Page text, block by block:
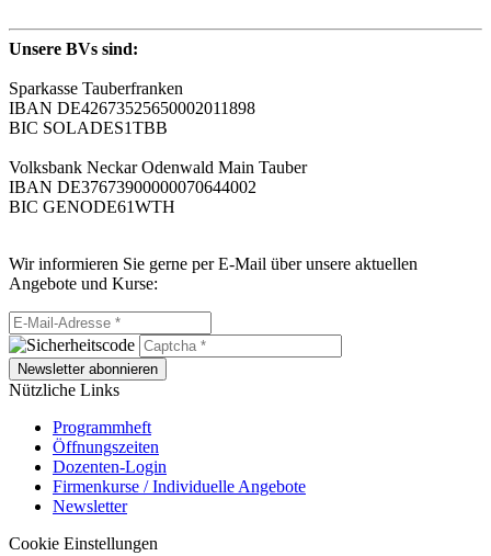
Unsere BVs sind:
Sparkasse Tauberfranken
IBAN DE42673525650002011898
BIC SOLADES1TBB
Volksbank Neckar Odenwald Main Tauber
IBAN DE37673900000070644002
BIC GENODE61WTH
Wir informieren Sie gerne per E-Mail über unsere aktuellen
Angebote und Kurse:
Newsletter abonnieren
Nützliche Links
Programmheft
Öffnungszeiten
Dozenten-Login
Firmenkurse / Individuelle Angebote
Newsletter
Cookie Einstellungen